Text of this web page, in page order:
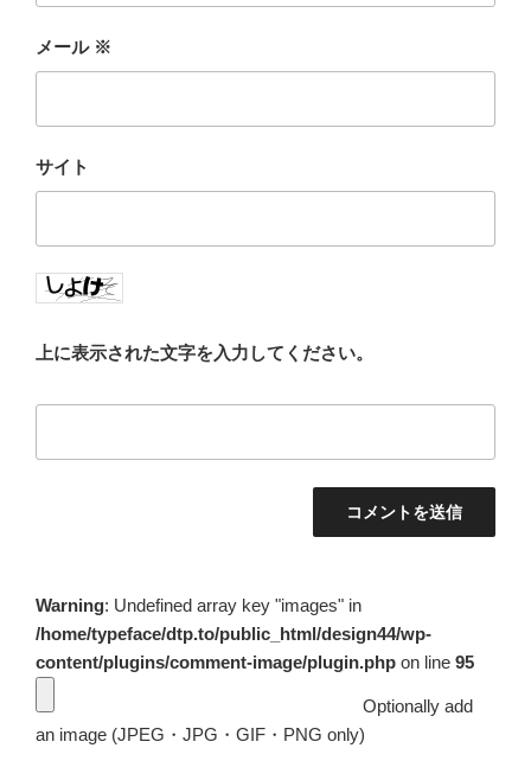
メール ※
サイト
上に表示された文字を入力してください。
Warning: Undefined array key "images" in
/home/typeface/dtp.to/public_html/design44/wp-
content/plugins/comment-image/plugin.php on line 95
Optionally add
an image (JPEG・JPG・GIF・PNG only)